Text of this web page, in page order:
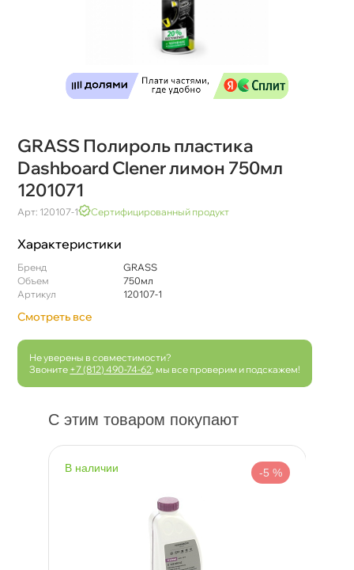
GRASS Полироль пластика
Dashboard Clener лимон 750мл
1201071
Арт: 120107-1 Сертифицированный продукт
Характеристики
Бренд
GRASS
Объем
750мл
Артикул
120107-1
Смотреть все
Не уверены в совместимости?
Звоните +7 (812) 490-74-62 , мы все проверим и подскажем!
С этим товаром покупают
наличии -5 %